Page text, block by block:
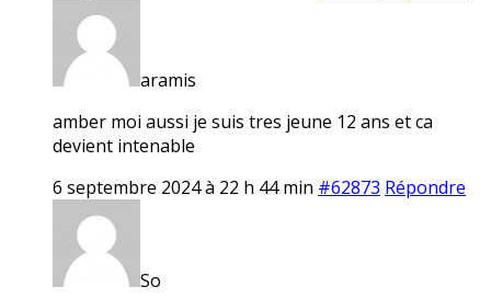
aramis
amber moi aussi je suis tres jeune 12 ans et ca
devient intenable
6 septembre 2024 à 22 h 44 min #62873 Répondre
So